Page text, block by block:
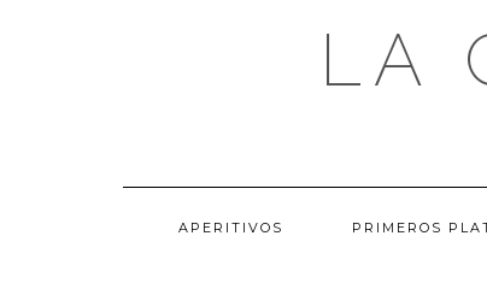
LA
APERITIVOS PRIMEROS